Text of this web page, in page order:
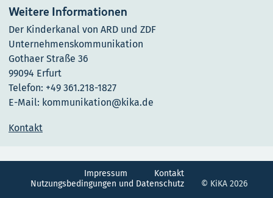
Weitere Informationen
Der Kinderkanal von ARD und ZDF
Unternehmenskommunikation
Gothaer Straße 36
99094 Erfurt
Telefon: +49 361.218-1827
E-Mail: kommunikation@kika.de
Kontakt
Impressum
Kontakt
Nutzungsbedingungen und Datenschutz
© KiKA 2026